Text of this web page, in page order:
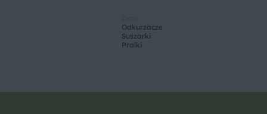
Odkurzacze
Suszarki
Pralki